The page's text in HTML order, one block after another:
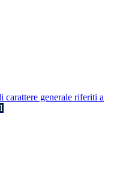
carattere generale riferiti a
1